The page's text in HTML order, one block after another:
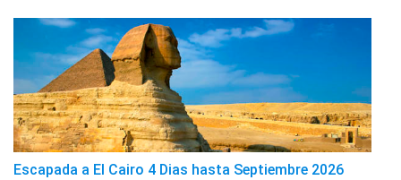
Escapada a El Cairo 4 Dias hasta Septiembre 2026